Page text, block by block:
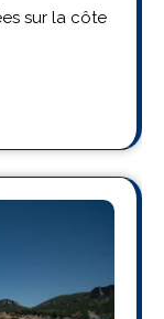
sur la côte